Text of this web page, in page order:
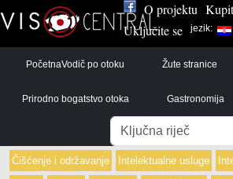
O projektu
Uključite se
jezik:
PočetnaVodič po otoku Žute stranice
Prirodno bogatstvo otoka Gastronomija
Pretraga
Čišćenje i održavanje Intelektualne usluge